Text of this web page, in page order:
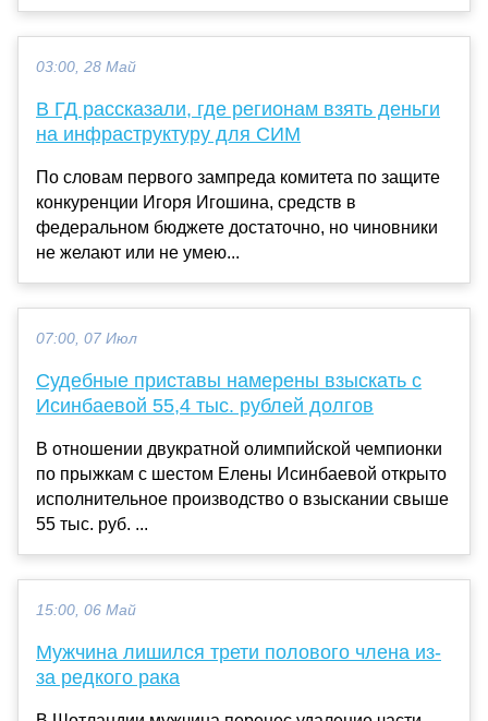
03:00, 28 Май
В ГД рассказали, где регионам взять деньги
на инфраструктуру для СИМ
По словам первого зампреда комитета по защите
конкуренции Игоря Игошина, средств в
федеральном бюджете достаточно, но чиновники
не желают или не умею...
07:00, 07 Июл
Судебные приставы намерены взыскать с
Исинбаевой 55,4 тыс. рублей долгов
В отношении двукратной олимпийской чемпионки
по прыжкам с шестом Елены Исинбаевой открыто
исполнительное производство о взыскании свыше
55 тыс. руб. ...
15:00, 06 Май
Мужчина лишился трети полового члена из-
за редкого рака